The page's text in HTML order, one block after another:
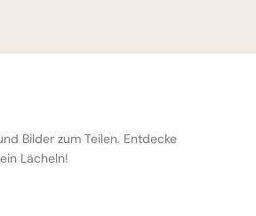
Bilder zum Teilen. Entdecke
Lächeln!